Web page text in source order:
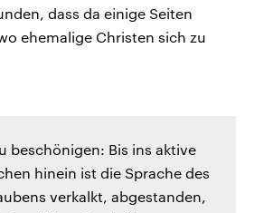
dass da einige Seiten
ehemalige Christen sich zu
beschönigen: Bis ins aktive
hinein ist die Sprache des
verkalkt, abgestanden,